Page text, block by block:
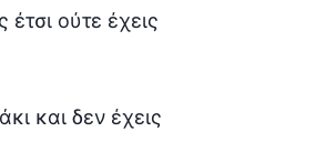
ούτε έχεις
και δεν έχεις